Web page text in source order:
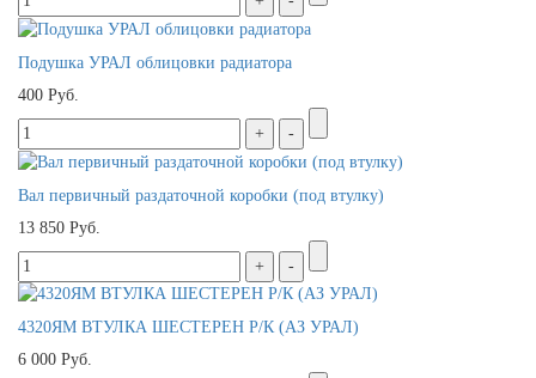
Подушка УРАЛ облицовки радиатора
400 Руб.
Вал первичный раздаточной коробки (под втулку)
13 850 Руб.
4320ЯМ ВТУЛКА ШЕСТЕРЕН Р/К (АЗ УРАЛ)
6 000 Руб.